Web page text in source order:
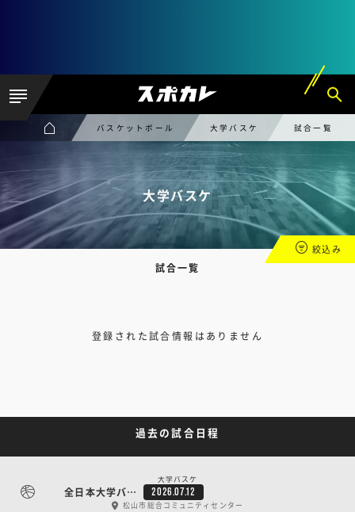
バスケットボール 大学バスケ 試合一覧
大学バスケ
試合一覧
絞込み
登録された試合情報はありません
過去の試合日程
大学バスケ
全日本大学バスケットボール新人戦（新人インカレ） 最終日 2026.07.12
松山市総合コミュニティセンター